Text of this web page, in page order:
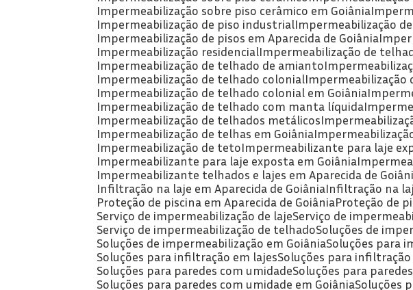
Impermeabilização sobre piso cerâmico em Goiânia
Impermeabilização de piso industrial Impermeabilização
Impermeabilização de pisos em Aparecida de Goiânia
Impermeabilização residencial Impermeabilização de
Impermeabilização de telhado de amianto
Impermeabilização de telhado colonial
Impermeabilização de telhado colonial em Goiânia
Impermeabilização de telhado com manta líquida
Impermeabilização de telhados metálicos
Impermeabilização de telhas em Goiânia
Impermeabilização de teto Impermeabilizante para laje
Impermeabilizante para laje exposta em Goiânia
Impermeabilizante telhados e lajes em Aparecida de
Infiltração na laje em Aparecida de Goiânia Infiltração na
Proteção de piscina em Aparecida de Goiânia Proteção de
Serviço de impermeabilização de laje Serviço de
Serviço de impermeabilização de telhado Soluções de
Soluções de impermeabilização em Goiânia Soluções para
Soluções para infiltração em lajes Soluções para
Soluções para paredes com umidade Soluções para
Soluções para paredes com umidade em Goiânia Soluções